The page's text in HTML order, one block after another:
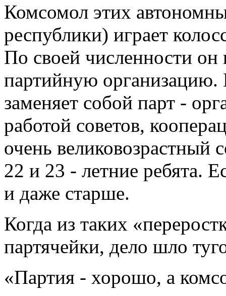
Комсомол этих
республики) играет
По своей численности
партийную организацию.
заменяет собой парт -
работой советов,
очень великовозрастный
22 и 23 - летние ребята.
и даже старше.
Когда из таких
партячейки, дело шло
«Партия - хорошо, а